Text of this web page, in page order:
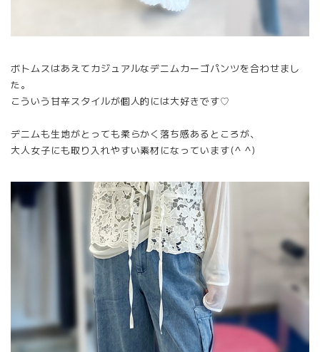
ボトムスはあえてカジュアルなデニムカーゴパンツを合わせまし
た。
こういう甘辛スタイルが個人的には大好きです♡
デニムも生地がとっても柔らかく落ち感あるところが、
大人女子にも取り入れやすい素材になっています(^ ^)